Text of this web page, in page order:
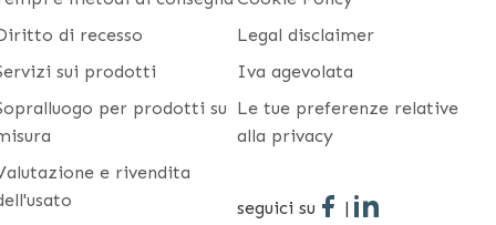
di recesso
sui prodotti
per prodotti su
e rivendita
Legal disclaimer
Iva agevolata
Le tue preferenze relative
alla privacy
seguici su |